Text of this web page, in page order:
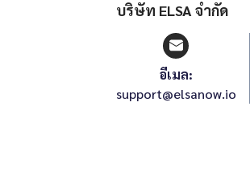
บริษัท ELSA จำกัด
อีเมล:
support@elsanow.io